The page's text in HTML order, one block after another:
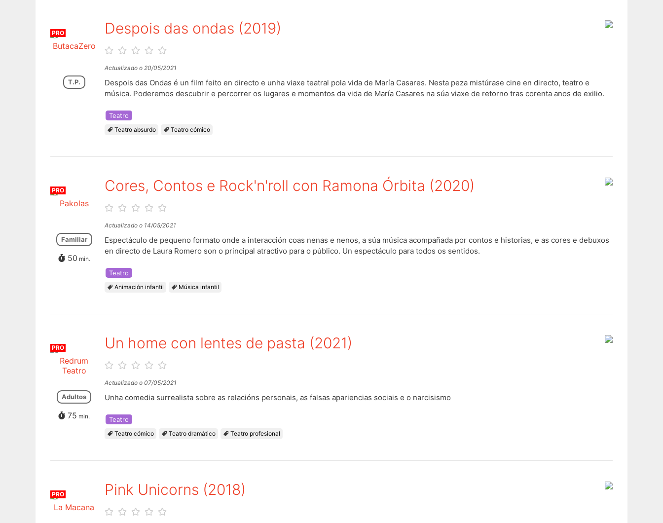
PRO
ButacaZero
T.P.
Despois das ondas (2019)
Actualizado o 20/05/2021
Despois das Ondas é un film feito en directo e unha viaxe teatral pola vida de María Casares. Nesta peza mistúrase cine en directo, teatro e
música. Poderemos descubrir e percorrer os lugares e momentos da vida de María Casares na súa viaxe de retorno tras corenta anos de exilio.
Teatro
Teatro absurdo Teatro cómico
PRO
Pakolas
Familiar
50 min.
Cores, Contos e Rock'n'roll con Ramona Órbita (2020)
Actualizado o 14/05/2021
Espectáculo de pequeno formato onde a interacción coas nenas e nenos, a súa música acompañada por contos e historias, e as cores e debuxos
en directo de Laura Romero son o principal atractivo para o público. Un espectáculo para todos os sentidos.
Teatro
Animación infantil Música infantil
PRO
Redrum
Teatro
Adultos
75 min.
Un home con lentes de pasta (2021)
Actualizado o 07/05/2021
Unha comedia surrealista sobre as relacións personais, as falsas apariencias sociais e o narcisismo
Teatro
Teatro cómico Teatro dramático Teatro profesional
PRO
La Macana
Pink Unicorns (2018)